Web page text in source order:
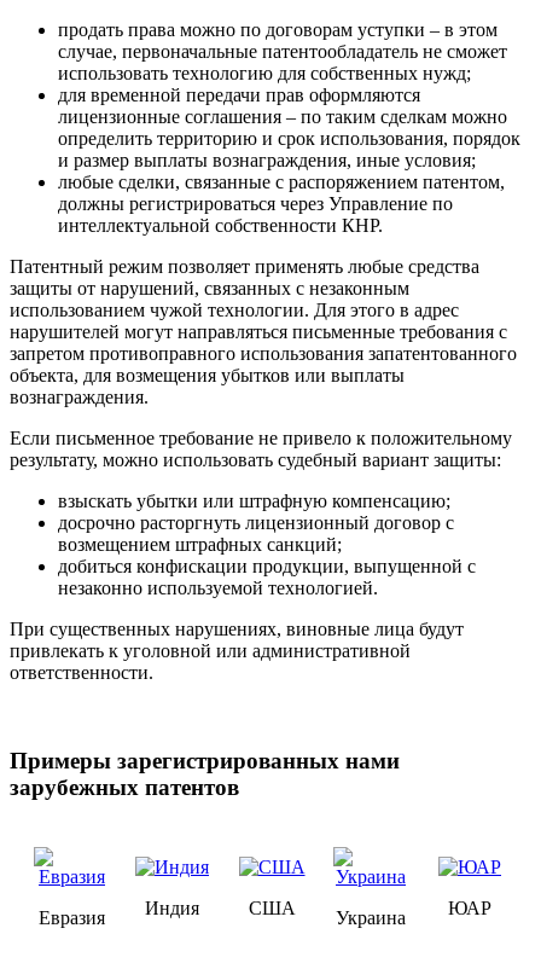
продать права можно по договорам уступки – в этом
случае, первоначальные патентообладатель не сможет
использовать технологию для собственных нужд;
для временной передачи прав оформляются
лицензионные соглашения – по таким сделкам можно
определить территорию и срок использования, порядок
и размер выплаты вознаграждения, иные условия;
любые сделки, связанные с распоряжением патентом,
должны регистрироваться через Управление по
интеллектуальной собственности КНР.
Патентный режим позволяет применять любые средства
защиты от нарушений, связанных с незаконным
использованием чужой технологии. Для этого в адрес
нарушителей могут направляться письменные требования с
запретом противоправного использования запатентованного
объекта, для возмещения убытков или выплаты
вознаграждения.
Если письменное требование не привело к положительному
результату, можно использовать судебный вариант защиты:
взыскать убытки или штрафную компенсацию;
досрочно расторгнуть лицензионный договор с
возмещением штрафных санкций;
добиться конфискации продукции, выпущенной с
незаконно используемой технологией.
При существенных нарушениях, виновные лица будут
привлекать к уголовной или административной
ответственности.
Примеры зарегистрированных нами
зарубежных патентов
Евразия Индия США Украина ЮАР